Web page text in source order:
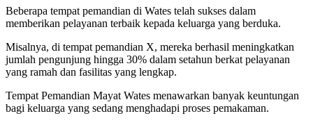
Beberapa tempat pemandian di Wates telah sukses dalam
memberikan pelayanan terbaik kepada keluarga yang berduka.
Misalnya, di tempat pemandian X, mereka berhasil meningkatkan
jumlah pengunjung hingga 30% dalam setahun berkat pelayanan
yang ramah dan fasilitas yang lengkap.
Tempat Pemandian Mayat Wates menawarkan banyak keuntungan
bagi keluarga yang sedang menghadapi proses pemakaman.